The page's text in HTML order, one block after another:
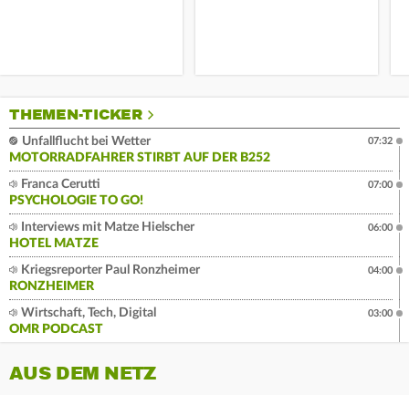
THEMEN-TICKER
Unfallflucht bei Wetter
MOTORRADFAHRER STIRBT AUF DER B252
07:32
Franca Cerutti
PSYCHOLOGIE TO GO!
07:00
Interviews mit Matze Hielscher
HOTEL MATZE
06:00
Kriegsreporter Paul Ronzheimer
RONZHEIMER
04:00
Wirtschaft, Tech, Digital
OMR PODCAST
03:00
AUS DEM NETZ